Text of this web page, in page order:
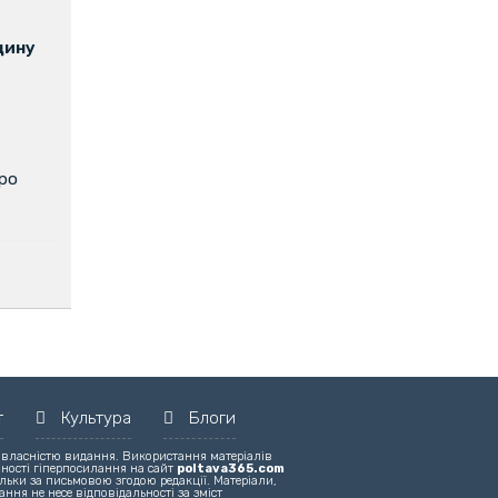
Культура Блоги
видання. Використання матеріалів
гіперпосилання на сайт poltava365.com
за письмовою згодою редакції. Матеріали,
не несе відповідальності за зміст